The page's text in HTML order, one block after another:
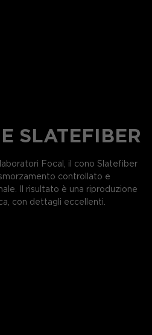
SLATEFIBER
Focal, il cono Slatefiber
controllato e
Il risultato è una riproduzione
con dettagli eccellenti.